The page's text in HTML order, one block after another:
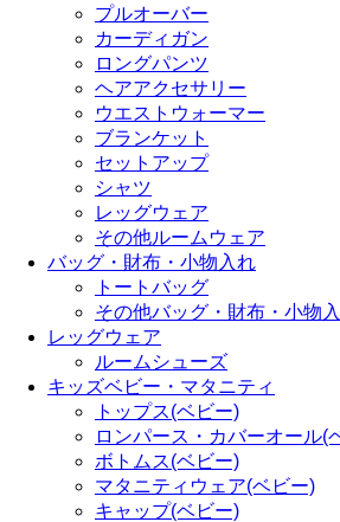
プルオーバー
カーディガン
ロングパンツ
ヘアアクセサリー
ウエストウォーマー
ブランケット
セットアップ
シャツ
レッグウェア
その他ルームウェア
バッグ・財布・小物入れ
トートバッグ
その他バッグ・財布・小物
レッグウェア
ルームシューズ
キッズベビー・マタニティ
トップス(ベビー)
ロンパース・カバーオール(
ボトムス(ベビー)
マタニティウェア(ベビー)
キャップ(ベビー)